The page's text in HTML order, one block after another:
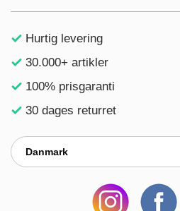
Hurtig levering
30.000+ artikler
100% prisgaranti
30 dages returret
Danmark